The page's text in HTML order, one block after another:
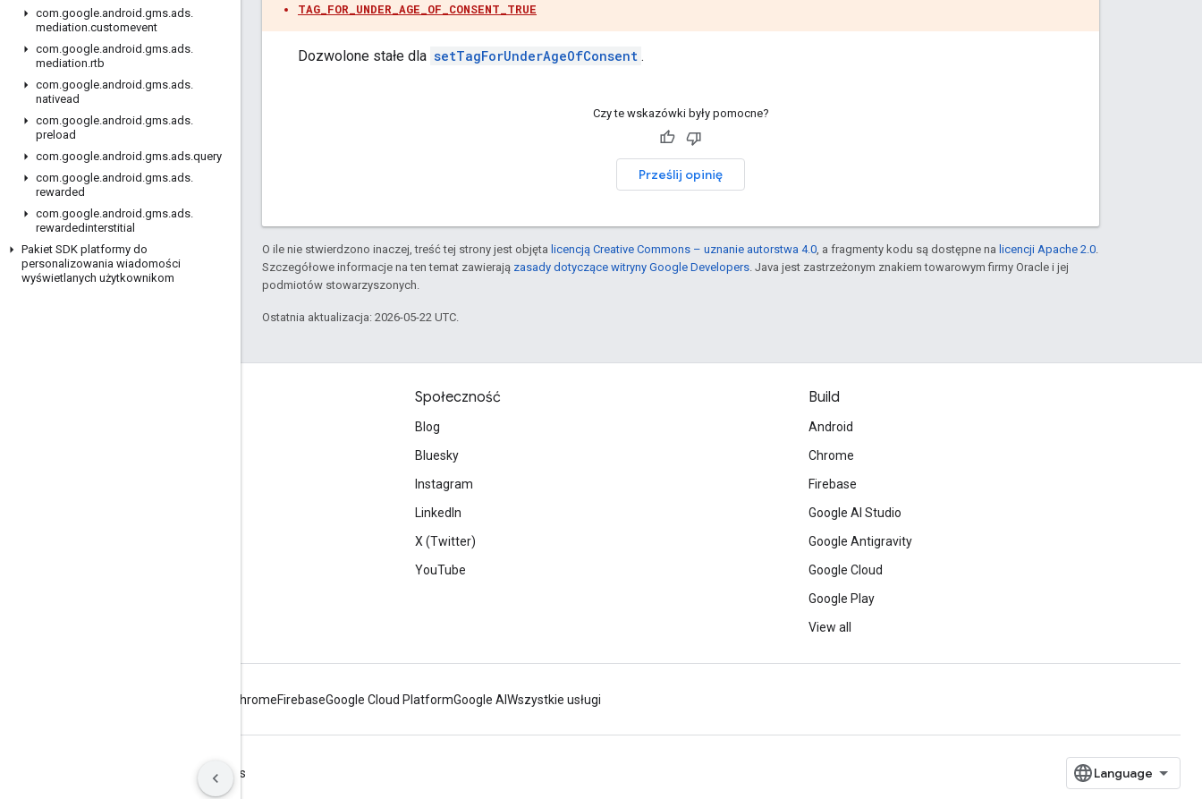
com.google.android .gms.ads.
mediation.customevent
com.google.android .gms.ads.
mediation.rtb
com.google.android .gms.ads.
nativead
com.google.android .gms.ads.
preload
com.google.android .gms.ads.query
com.google.android .gms.ads.
rewarded
com.google.android .gms.ads.
rewardedinterstitial
Pakiet SDK platformy do
personalizowania wiadomości
wyświetlanych użytkownikom
TAG_FOR_UNDER_AGE_OF_CONSENT_TRUE
Dozwolone stałe dla setTagForUnderAgeOfConsent .
Czy te wskazówki były pomocne?
Prześlij opinię
O ile nie stwierdzono inaczej, treść tej strony jest objęta licencją Creative Commons – uznanie autorstwa 4.0 , a fragmenty kodu są dostępne na licencji Apache 2.0
Szczegółowe informacje na ten temat zawierają zasady dotyczące witryny Google Developers . Java jest zastrzeżonym znakiem towarowym firmy Oracle i jej
podmiotów stowarzyszonych.
Ostatnia aktualizacja: 2026-05-22 UTC.
Społeczność
Blog
Bluesky
Instagram
LinkedIn
X (Twitter)
YouTube
Build
Android
Chrome
Firebase
Google AI Studio
Google Antigravity
Google Cloud
Google Play
View all
ChromeFirebaseGoogle Cloud PlatformGoogle AI Wszystkie usługi
Manage cookies